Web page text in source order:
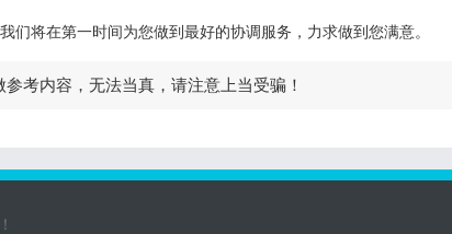
将在第一时间为您做到最好的协调服务，力求做到您满意。
考内容，无法当真，请注意上当受骗！